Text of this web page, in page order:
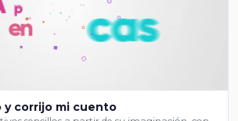
y corrijo mi cuento